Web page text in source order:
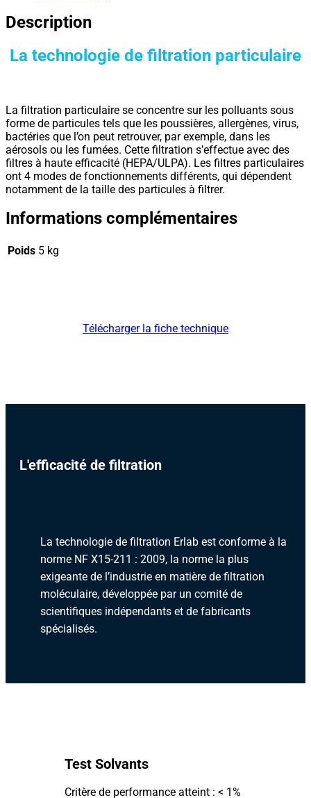
Description
La technologie de filtration particulaire
La filtration particulaire se concentre sur les polluants sous
forme de particules tels que les poussières, allergènes, virus,
bactéries que l’on peut retrouver, par exemple, dans les
aérosols ou les fumées. Cette filtration s’effectue avec des
filtres à haute efficacité (HEPA/ULPA). Les filtres particulaires
ont 4 modes de fonctionnements différents, qui dépendent
notamment de la taille des particules à filtrer.
Informations complémentaires
Poids 5 kg
Télécharger la fiche technique
L'efficacité de filtration
La technologie de filtration Erlab est conforme à la
norme NF X15-211 : 2009, la norme la plus
exigeante de l’industrie en matière de filtration
moléculaire, développée par un comité de
scientifiques indépendants et de fabricants
spécialisés.
Test Solvants
Critère de performance atteint : < 1%